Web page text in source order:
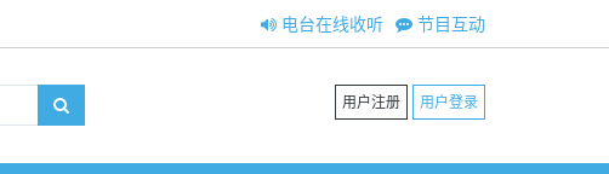
节目互动
电台在线收听
用户注册 用户登录